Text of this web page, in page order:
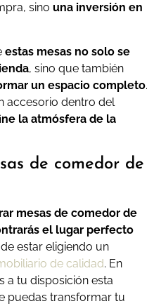
sino una inversión en
estas mesas no solo se
, sino que también
un espacio completo.
accesorio dentro del
la atmósfera de la
de comedor de
mesas de comedor de
el lugar perfecto
estar eligiendo un
de calidad. En
a tu disposición esta
puedas transformar tu